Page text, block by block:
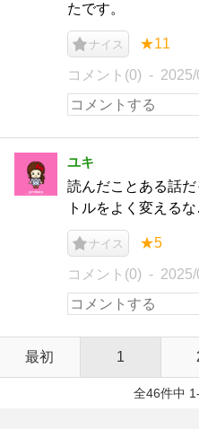
たです。
ナイス ★11
コメント(0)
ユキ
読んだことある話
トルをよく変える
ナイス ★5
コメント(0)
最初 1
全46件中